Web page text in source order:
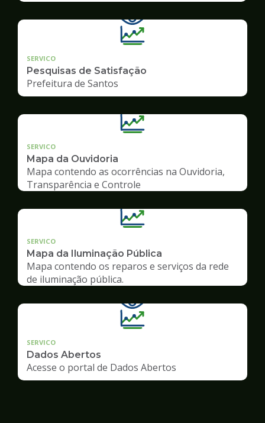
SERVICO
Pesquisas de Satisfação
Prefeitura de Santos
SERVICO
Mapa da Ouvidoria
Mapa contendo as ocorrências na Ouvidoria,
Transparência e Controle
SERVICO
Mapa da Iluminação Pública
Mapa contendo os reparos e serviços da rede
de iluminação pública.
SERVICO
Dados Abertos
Acesse o portal de Dados Abertos